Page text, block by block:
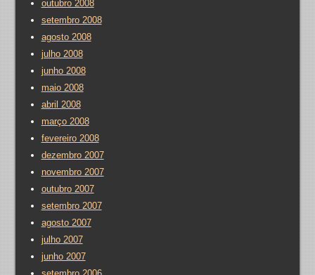
outubro 2008
setembro 2008
agosto 2008
julho 2008
junho 2008
maio 2008
abril 2008
março 2008
fevereiro 2008
dezembro 2007
novembro 2007
outubro 2007
setembro 2007
agosto 2007
julho 2007
junho 2007